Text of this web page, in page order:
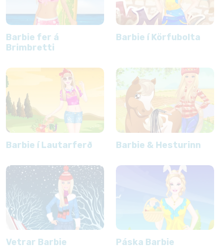
Barbie fer á
Brimbretti
Barbie í Körfubolta
Barbie í Lautarferð Barbie & Hesturinn
Vetrar Barbie Páska Barbie